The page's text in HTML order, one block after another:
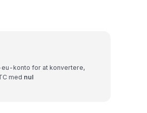
konto for at konvertere,
med nul